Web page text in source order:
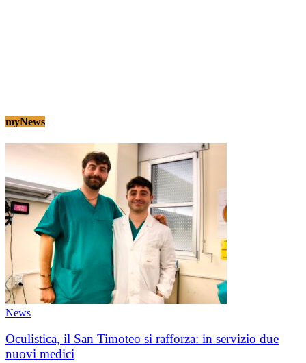
myNews
News
Oculistica, il San Timoteo si rafforza: in servizio due
nuovi medici